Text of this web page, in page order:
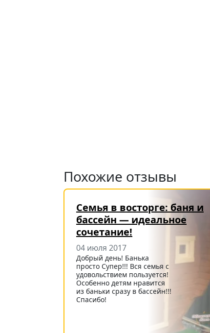
Похожие отзывы
Семья в восторге: баня и
бассейн — идеальное
сочетание!
04 июля 2017
Добрый день! Банька
просто Супер!!! Вся семья с
удовольствием пользуется!
Особенно детям нравится
из баньки сразу в бассейн!!!
Спасибо!